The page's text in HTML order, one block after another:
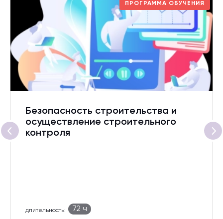
ПРОГРАММА ОБУЧЕНИЯ
Безопасность строительства и
осуществление строительного
контроля
длительность: 72 ч